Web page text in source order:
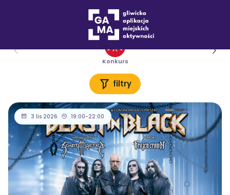
Konkurs
filtry
3 lis 2026 19:00-22:00